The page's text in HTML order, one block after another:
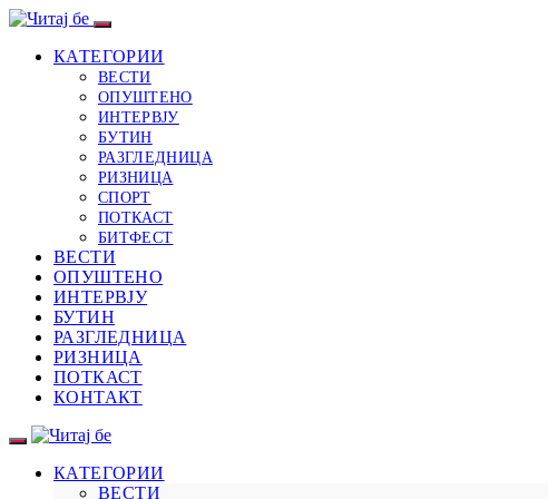
КАТЕГОРИИ
ВЕСТИ
ОПУШТЕНО
ИНТЕРВЈУ
БУТИН
РАЗГЛЕДНИЦА
РИЗНИЦА
СПОРТ
ПОТКАСТ
БИТФЕСТ
ВЕСТИ
ОПУШТЕНО
ИНТЕРВЈУ
БУТИН
РАЗГЛЕДНИЦА
РИЗНИЦА
ПОТКАСТ
КОНТАКТ
КАТЕГОРИИ
ВЕСТИ